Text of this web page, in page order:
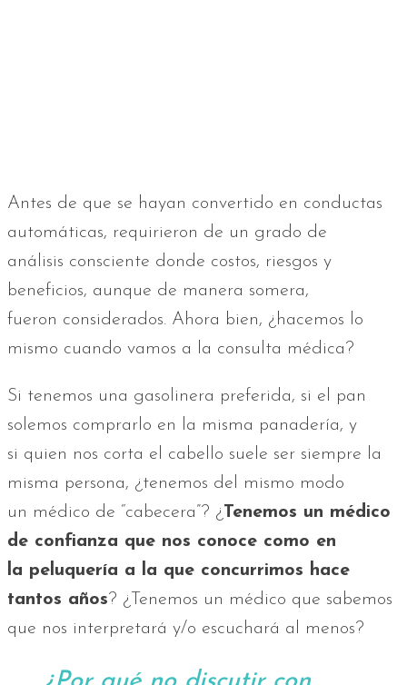
Antes de que se hayan convertido en conductas
automáticas, requirieron de un grado de
análisis consciente donde costos, riesgos y
beneficios, aunque de manera somera,
fueron considerados. Ahora bien, ¿hacemos lo
mismo cuando vamos a la consulta médica?
Si tenemos una gasolinera preferida, si el pan
solemos comprarlo en la misma panadería, y
si quien nos corta el cabello suele ser siempre la
misma persona, ¿tenemos del mismo modo
un médico de “cabecera”? ¿ Tenemos un médico
de confianza que nos conoce como en
la peluquería a la que concurrimos hace
tantos años? ¿Tenemos un médico que sabemos
que nos interpretará y/o escuchará al menos?